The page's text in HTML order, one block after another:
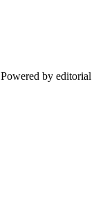
Powered by editorial